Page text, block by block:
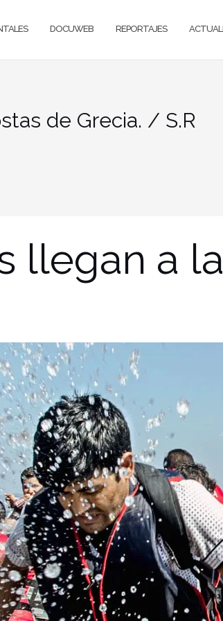
DOCUWEB REPORTAJES
de Grecia. / S.R
llegan a